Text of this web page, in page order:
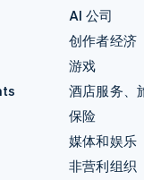
AI 公司
创作者经济
游戏
酒店服务、
保险
媒体和娱乐
非营利组织